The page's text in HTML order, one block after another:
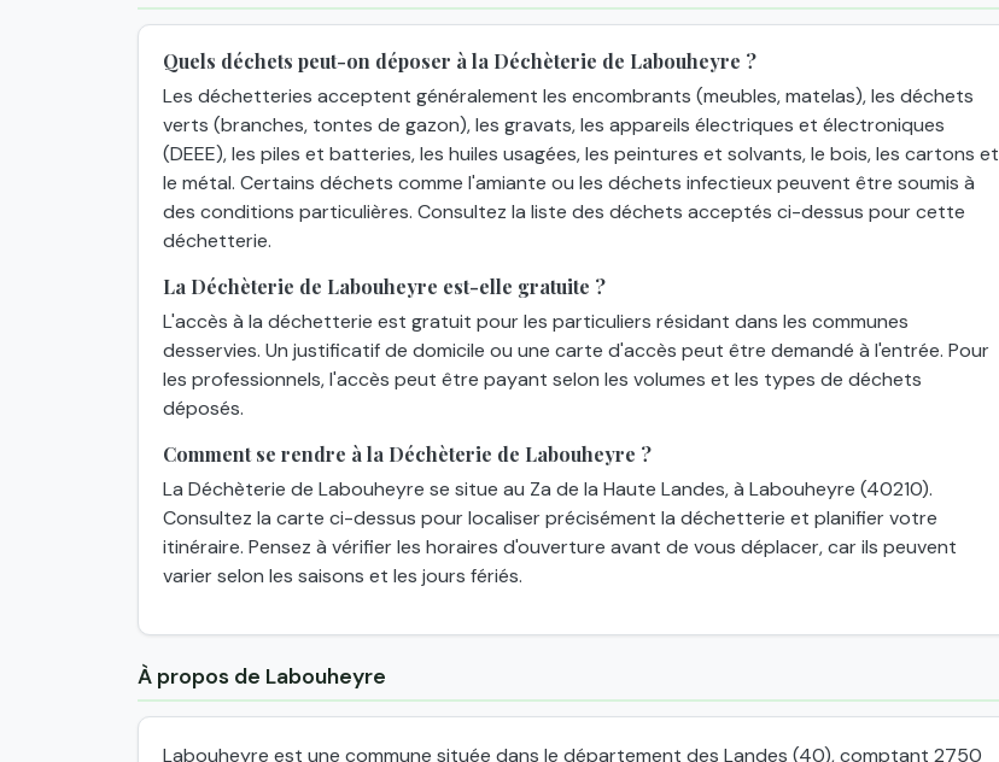
Quels déchets peut-on déposer à la Déchèterie de Labouheyre ?
Les déchetteries acceptent généralement les encombrants (meubles, matelas), les déchets
verts (branches, tontes de gazon), les gravats, les appareils électriques et électroniques
(DEEE), les piles et batteries, les huiles usagées, les peintures et solvants, le bois, les cartons et
le métal. Certains déchets comme l'amiante ou les déchets infectieux peuvent être soumis à
des conditions particulières. Consultez la liste des déchets acceptés ci-dessus pour cette
déchetterie.
La Déchèterie de Labouheyre est-elle gratuite ?
L'accès à la déchetterie est gratuit pour les particuliers résidant dans les communes
desservies. Un justificatif de domicile ou une carte d'accès peut être demandé à l'entrée. Pour
les professionnels, l'accès peut être payant selon les volumes et les types de déchets
déposés.
Comment se rendre à la Déchèterie de Labouheyre ?
La Déchèterie de Labouheyre se situe au Za de la Haute Landes, à Labouheyre (40210).
Consultez la carte ci-dessus pour localiser précisément la déchetterie et planifier votre
itinéraire. Pensez à vérifier les horaires d'ouverture avant de vous déplacer, car ils peuvent
varier selon les saisons et les jours fériés.
À propos de Labouheyre
Labouheyre est une commune située dans le département des Landes (40), comptant 2750